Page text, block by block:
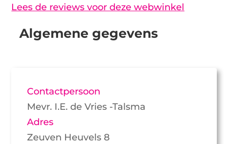
Lees de reviews voor deze webwinkel
Algemene gegevens
Contactpersoon
Mevr. I.E. de Vries -Talsma
Adres
Zeuven Heuvels 8